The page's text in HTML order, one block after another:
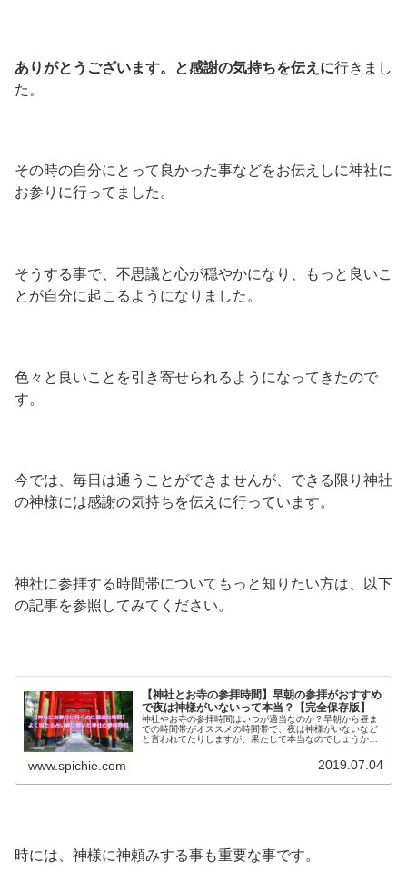
ありがとうございます。と感謝の気持ちを伝えに行きまし
た。
その時の自分にとって良かった事などをお伝えしに神社に
お参りに行ってました。
そうする事で、不思議と心が穏やかになり、もっと良いこ
とが自分に起こるようになりました。
色々と良いことを引き寄せられるようになってきたので
す。
今では、毎日は通うことができませんが、できる限り神社
の神様には感謝の気持ちを伝えに行っています。
神社に参拝する時間帯についてもっと知りたい方は、以下
の記事を参照してみてください。
【神社とお寺の参拝時間】早朝の参拝がおすすめ
で夜は神様がいないって本当？【完全保存版】
神社やお寺の参拝時間はいつが適当なのか？早朝から昼ま
での時間帯がオススメの時間帯で、夜は神様がいないなど
と言われてたりしますが、果たして本当なのでしょうか？
www.spichie.com 2019.07.04
時には、神様に神頼みする事も重要な事です。